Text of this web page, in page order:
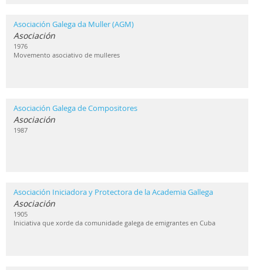
Asociación Galega da Muller (AGM)
Asociación
1976
Movemento asociativo de mulleres
Asociación Galega de Compositores
Asociación
1987
Asociación Iniciadora y Protectora de la Academia Gallega
Asociación
1905
Iniciativa que xorde da comunidade galega de emigrantes en Cuba